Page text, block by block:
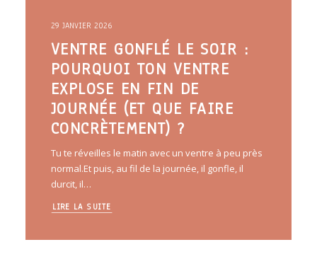
29 JANVIER 2026
VENTRE GONFLÉ LE SOIR :
POURQUOI TON VENTRE
EXPLOSE EN FIN DE
JOURNÉE (ET QUE FAIRE
CONCRÈTEMENT) ?
Tu te réveilles le matin avec un ventre à peu près
normal.Et puis, au fil de la journée, il gonfle, il
durcit, il…
LIRE LA SUITE